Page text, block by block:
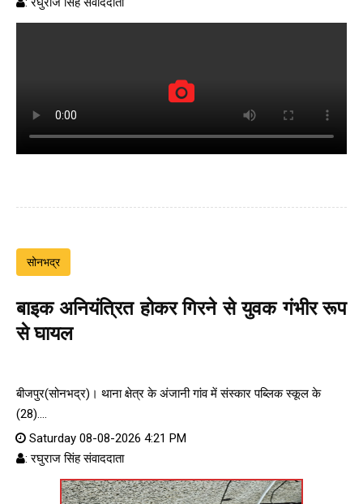
सोनभद्र
बाइक अनियंत्रित होकर गिरने से युवक गंभीर रूप
से घायल
बीजपुर(सोनभद्र)। थाना क्षेत्र के अंजानी गांव में संस्कार पब्लिक स्कूल के
(28)....
Saturday 08-08-2026 4:21 PM
: रघुराज सिंह संवाददाता